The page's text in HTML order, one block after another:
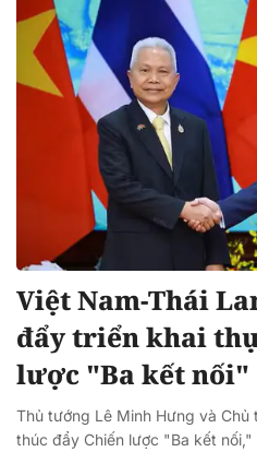
Việt Nam-Thái
đẩy triển khai
lược "Ba kết nối"
Thủ tướng Lê Minh Hưng và Chủ
thúc đẩy Chiến lược "Ba kết